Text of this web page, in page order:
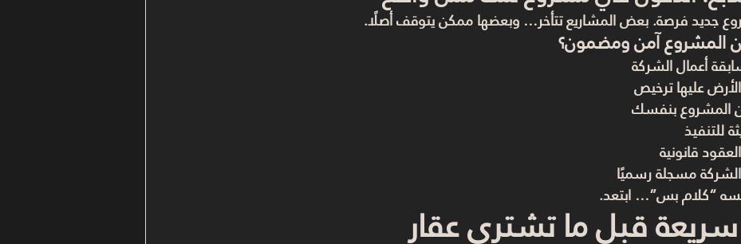
فرصة. بعض المشاريع تتأخر… وبعضها ممكن يتوقف أصلًا.
إن المشروع آمن ومضمون؟
أعمال الشركة
عليها ترخيص
المشروع بنفسك
للتنفيذ
قانونية
الشركة مسجلة رسميًا
“كلام بس”… ابتعد.
قبل ما تشتري عقار